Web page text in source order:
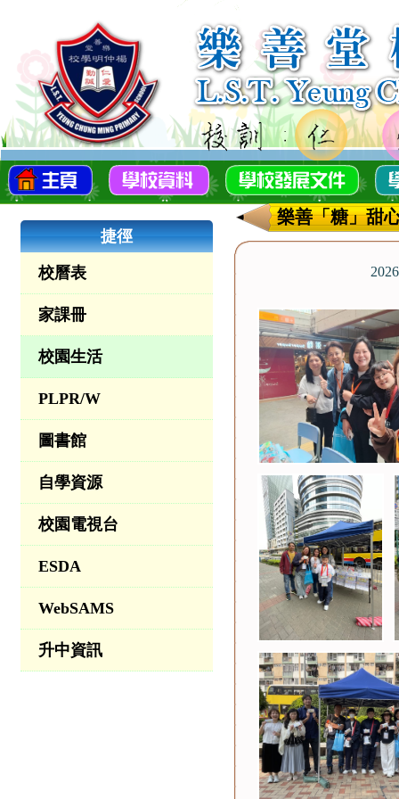
捷徑
校曆表
家課冊
校園生活
PLPR/W
圖書館
自學資源
校園電視台
ESDA
WebSAMS
升中資訊
樂善「糖」甜